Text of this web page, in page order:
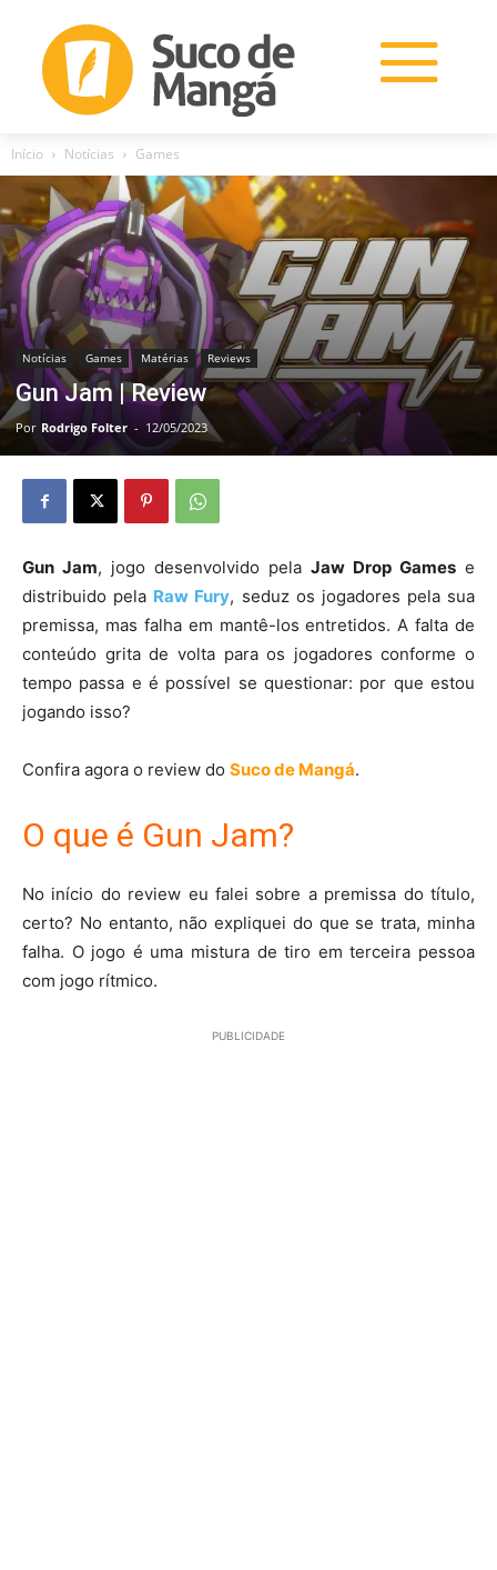
Início Notícias Games
Notícias Games Matérias Reviews
Gun Jam | Review
Por Rodrigo Folter - 12/05/2023
Gun Jam, jogo desenvolvido pela Jaw Drop Games e
distribuido pela Raw Fury, seduz os jogadores pela sua
premissa, mas falha em mantê-los entretidos. A falta de
conteúdo grita de volta para os jogadores conforme o
tempo passa e é possível se questionar: por que estou
jogando isso?
Confira agora o review do Suco de Mangá.
O que é Gun Jam?
No início do review eu falei sobre a premissa do título,
certo? No entanto, não expliquei do que se trata, minha
falha. O jogo é uma mistura de tiro em terceira pessoa
com jogo rítmico.
PUBLICIDADE